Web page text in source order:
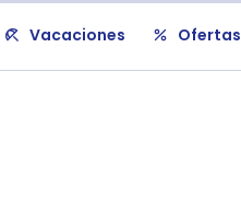
Vacaciones Ofertas